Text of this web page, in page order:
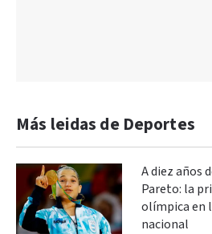
Más leidas de Deportes
A diez años
Pareto: la
olímpica en
nacional